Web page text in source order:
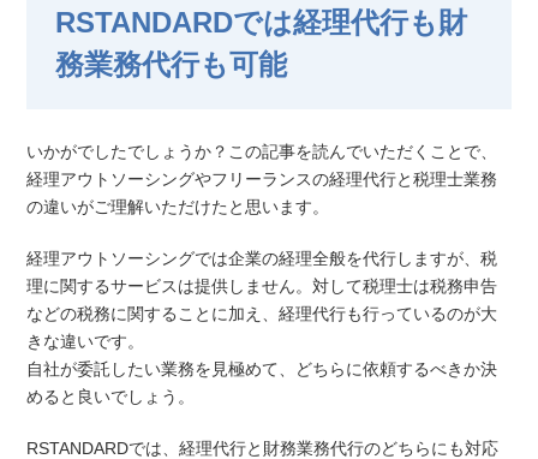
RSTANDARDでは経理代行も財
務業務代行も可能
いかがでしたでしょうか？この記事を読んでいただくことで、
経理アウトソーシングやフリーランスの経理代行と税理士業務
の違いがご理解いただけたと思います。
経理アウトソーシングでは企業の経理全般を代行しますが、税
理に関するサービスは提供しません。対して税理士は税務申告
などの税務に関することに加え、経理代行も行っているのが大
きな違いです。
自社が委託したい業務を見極めて、どちらに依頼するべきか決
めると良いでしょう。
RSTANDARDでは、経理代行と財務業務代行のどちらにも対応